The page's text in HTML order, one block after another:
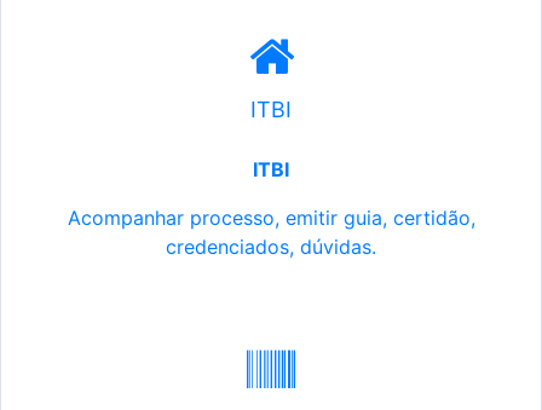
ITBI
ITBI
Acompanhar processo, emitir guia, certidão,
credenciados, dúvidas.